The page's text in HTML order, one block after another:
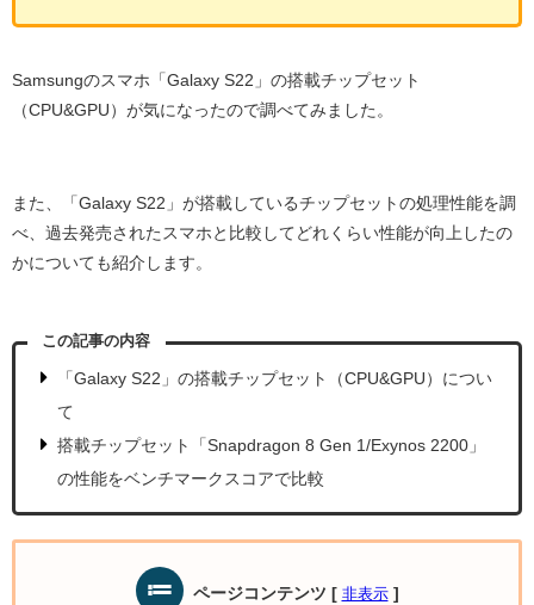
Samsungのスマホ「Galaxy S22」の搭載チップセット
（CPU&GPU）が気になったので調べてみました。
また、「Galaxy S22」が搭載しているチップセットの処理性能を調
べ、過去発売されたスマホと比較してどれくらい性能が向上したの
かについても紹介します。
この記事の内容
「Galaxy S22」の搭載チップセット（CPU&GPU）につい
て
搭載チップセット「Snapdragon 8 Gen 1/Exynos 2200」
の性能をベンチマークスコアで比較
ページコンテンツ [ 非表示 ]